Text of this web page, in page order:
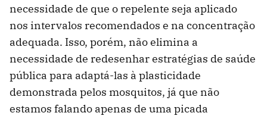
necessidade de que o repelente seja aplicado
nos intervalos recomendados e na concentração
adequada. Isso, porém, não elimina a
necessidade de redesenhar estratégias de saúde
pública para adaptá-las à plasticidade
demonstrada pelos mosquitos, já que não
estamos falando apenas de uma picada